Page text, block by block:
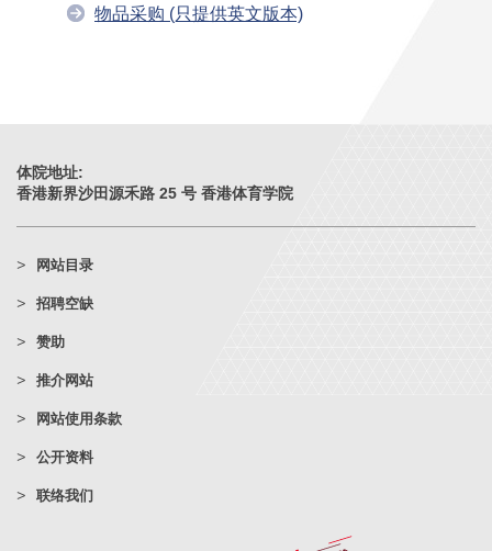
物品采购 (只提供英文版本)
体院地址:
香港新界沙田源禾路 25 号 香港体育学院
网站目录
招聘空缺
赞助
推介网站
网站使用条款
公开资料
联络我们